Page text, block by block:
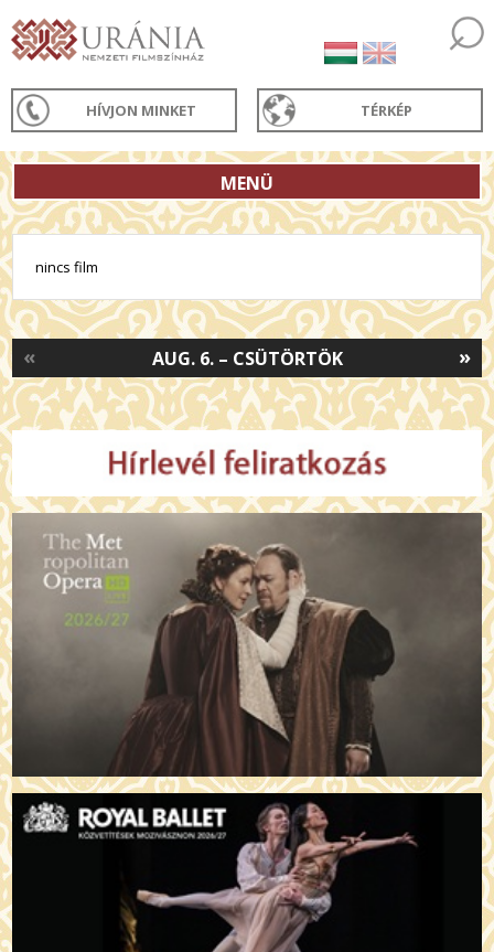
HÍVJON MINKET TÉRKÉP
MENÜ
nincs film
»
AUG. 6. – CSÜTÖRTÖK
«